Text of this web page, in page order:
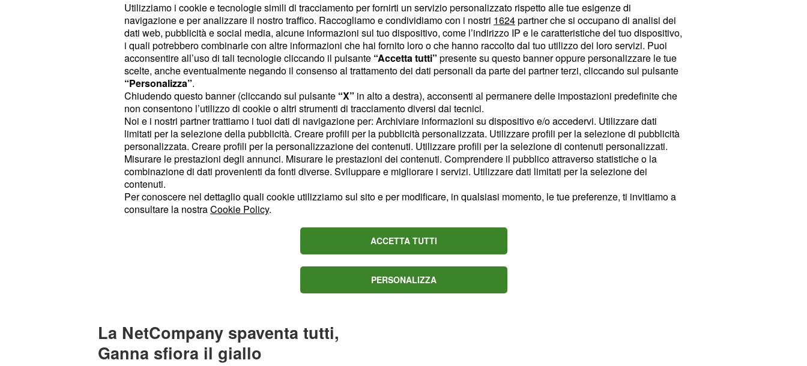
Le classement de ce contre-la-montre par équipe, sur la 1re
étape du#TDF2026: Visma-Lease a Bike s'impose pour 7"
devant Netcompany Ineos et 11" devant UAE Emirates-XRG
Lidl-Trek (Ayuso) à 15", Red Bull-Bora (Evenepoel) à 18" et
July 4, 2026
La NetCompany spaventa tutti,
Ganna sfiora il giallo
Utilizziamo i cookie e tecnologie simili di tracciamento per fornirti un servizio personalizzato rispetto alle tue esigenze di
navigazione e per analizzare il nostro traffico. Raccogliamo e condividiamo con i nostri 1624partner che si occupano di analisi dei
dati web, pubblicità e social media, alcune informazioni sul tuo dispositivo, come l’indirizzo IP e le caratteristiche del tuo dispositivo,
i quali potrebbero combinarle con altre informazioni che hai fornito loro o che hanno raccolto dal tuo utilizzo dei loro servizi. Puoi
acconsentire all’uso di tali tecnologie cliccando il pulsante “Accetta tutti” presente su questo banner oppure personalizzare le tue
scelte, anche eventualmente negando il consenso al trattamento dei dati personali da parte dei partner terzi, cliccando sul pulsante
“Personalizza”.
Chiudendo questo banner (cliccando sul pulsante “X” in alto a destra), acconsenti al permanere delle impostazioni predefinite che
non consentono l’utilizzo di cookie o altri strumenti di tracciamento diversi dai tecnici.
Noi e i nostri partner trattiamo i tuoi dati di navigazione per: Archiviare informazioni su dispositivo e/o accedervi. Utilizzare dati
limitati per la selezione della pubblicità. Creare profili per la pubblicità personalizzata. Utilizzare profili per la selezione di pubblicità
personalizzata. Creare profili per la personalizzazione dei contenuti. Utilizzare profili per la selezione di contenuti personalizzati.
Misurare le prestazioni degli annunci. Misurare le prestazioni dei contenuti. Comprendere il pubblico attraverso statistiche o la
combinazione di dati provenienti da fonti diverse. Sviluppare e migliorare i servizi. Utilizzare dati limitati per la selezione dei
contenuti.
Per conoscere nel dettaglio quali cookie utilizziamo sul sito e per modificare, in qualsiasi momento, le tue preferenze, ti invitiamo a
consultare la nostraCookie Policy.
ACCETTA TUTTI
PERSONALIZZA